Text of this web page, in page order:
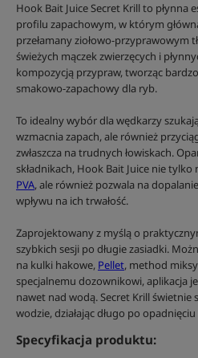
Hook Bait Juice Secret Krill to płynna
profilu zapachowym, w którym
przełamany ziołowo-przyprawowym
świeżych mączek zwierzęcych i
kompozycją przypraw, tworząc
smakowo-zapachowy dla ryb.
To idealny wybór dla wędkarzy
wzmacnia zapach, ale również
zwłaszcza na trudnych łowiskach.
składnikach, Hook Bait Juice nie tylko
PVA, ale również pozwala na
wpływu na ich trwałość.
Zaprojektowany z myślą o
szybkich sesji po długie zasiadki.
na kulki hakowe, Pellet, method
specjalnemu dozownikowi, aplikacja
nawet nad wodą. Secret Krill świetnie
wodzie, działając długo po
Specyfikacja produktu: